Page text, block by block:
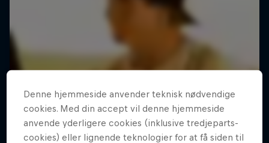
Denne hjemmeside anvender teknisk nødvendige
cookies. Med din accept vil denne hjemmeside
anvende yderligere cookies (inklusive tredjeparts-
cookies) eller lignende teknologier for at få siden til